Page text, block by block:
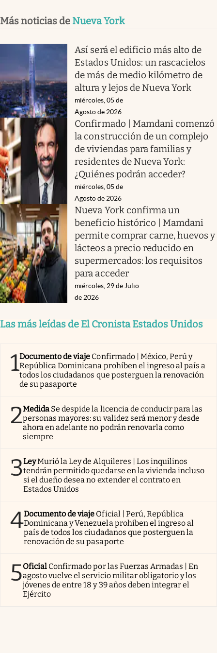
Más noticias de Nueva York
Así será el edificio más alto de
Estados Unidos: un rascacielos
de más de medio kilómetro de
altura y lejos de Nueva York
miércoles, 05 de
Agosto de 2026
Confirmado | Mamdani comenzó
la construcción de un complejo
de viviendas para familias y
residentes de Nueva York:
¿Quiénes podrán acceder?
miércoles, 05 de
Agosto de 2026
Nueva York confirma un
beneficio histórico | Mamdani
permite comprar carne, huevos y
lácteos a precio reducido en
supermercados: los requisitos
para acceder
miércoles, 29 de Julio
de 2026
Las más leídas de El Cronista Estados Unidos
1Documento de viaje Confirmado | México, Perú y
República Dominicana prohíben el ingreso al país a
todos los ciudadanos que posterguen la renovación
de su pasaporte
2Medida Se despide la licencia de conducir para las
personas mayores: su validez será menor y desde
ahora en adelante no podrán renovarla como
siempre
3LeyMurió la Ley de Alquileres | Los inquilinos
tendrán permitido quedarse en la vivienda incluso
si el dueño desea no extender el contrato en
Estados Unidos
4Documento de viaje Oficial | Perú, República
Dominicana y Venezuela prohíben el ingreso al
país de todos los ciudadanos que posterguen la
renovación de su pasaporte
5Oficial Confirmado por las Fuerzas Armadas | En
agosto vuelve el servicio militar obligatorio y los
jóvenes de entre 18 y 39 años deben integrar el
Ejército